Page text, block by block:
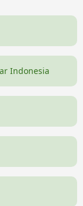
Indonesia